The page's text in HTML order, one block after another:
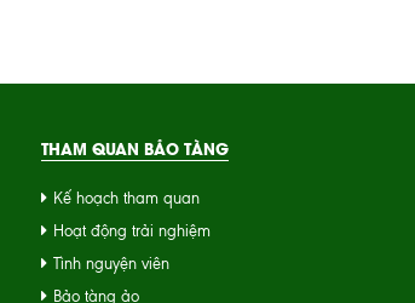
THAM QUAN BẢO TÀNG
Kế hoạch tham quan
Hoạt động trải nghiệm
Tình nguyện viên
Bảo tàng ảo